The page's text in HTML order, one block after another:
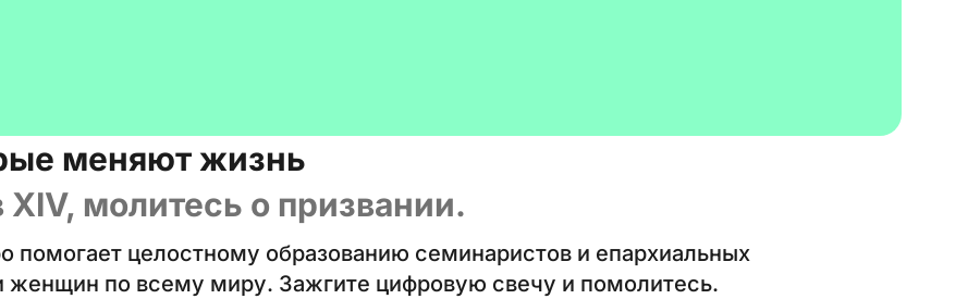
меняют жизнь
молитесь о призвании.
помогает целостному образованию семинаристов и епархиальных
по всему миру. Зажгите цифровую свечу и помолитесь.